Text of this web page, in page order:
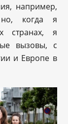
например,
когда я
странах, я
вызовы, с
и Европе в